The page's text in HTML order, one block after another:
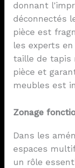
donnant
déconnectés
pièce est
les experts
taille de tapis
pièce et
meubles est
Zonage
Dans les
espaces
un rôle